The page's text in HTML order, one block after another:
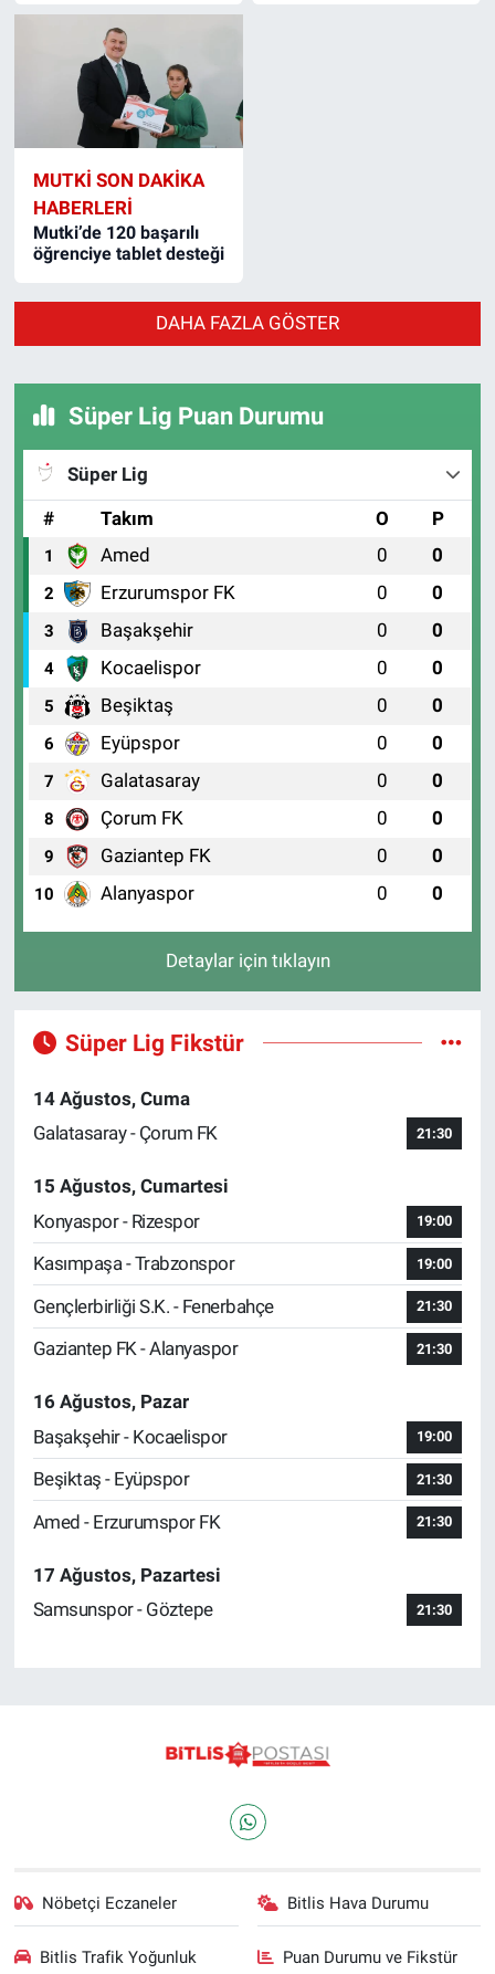
MUTKI SON DAKIKA
HABERLERI
Mutki’de 120 başarılı
öğrenciye tablet desteği
DAHA FAZLA GÖSTER
Süper Lig Puan Durumu
Süper Lig
#
Takım O P
1 Amed 0 0
2 Erzurumspor FK 0 0
3 Başakşehir 0 0
4 Kocaelispor 0 0
5 Beşiktaş 0 0
6 Eyüpspor 0 0
7 Galatasaray 0 0
8 Çorum FK 0 0
9 Gaziantep FK 0 0
10 Alanyaspor 0 0
Detaylar için tıklayın
Süper Lig Fikstür
14 Ağustos, Cuma
Galatasaray - Çorum FK
21:30
15 Ağustos, Cumartesi
Konyaspor - Rizespor
19:00
Kasımpaşa - Trabzonspor 19:00
Gençlerbirliği S.K. - Fenerbahçe 21:30
Gaziantep FK - Alanyaspor 21:30
16 Ağustos, Pazar
Başakşehir - Kocaelispor
19:00
Beşiktaş - Eyüpspor 21:30
Amed - Erzurumspor FK 21:30
17 Ağustos, Pazartesi
Samsunspor - Göztepe
21:30
Nöbetçi Eczaneler Bitlis Hava Durumu
Bitlis Trafik Yoğunluk
Puan Durumu ve Fikstür